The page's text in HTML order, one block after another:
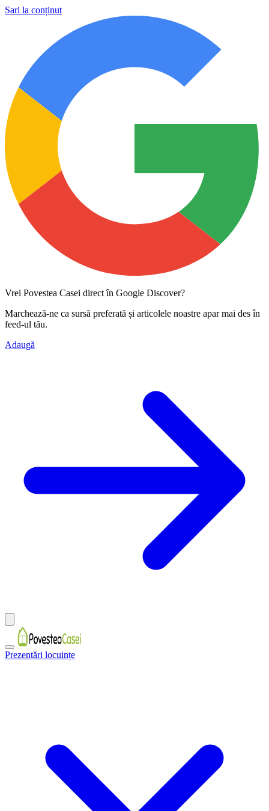
Sari la conținut
Vrei Povestea Casei direct în Google Discover?
Marchează-ne ca sursă preferată și articolele noastre apar mai des în
feed-ul tău.
Adaugă
Prezentări locuințe